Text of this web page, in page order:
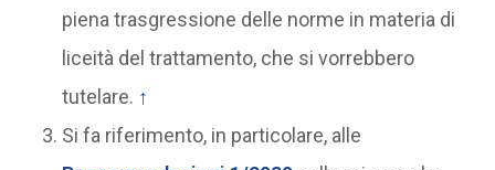
piena trasgressione delle norme in materia di
liceità del trattamento, che si vorrebbero
tutelare. ↑
Si fa riferimento, in particolare, alle